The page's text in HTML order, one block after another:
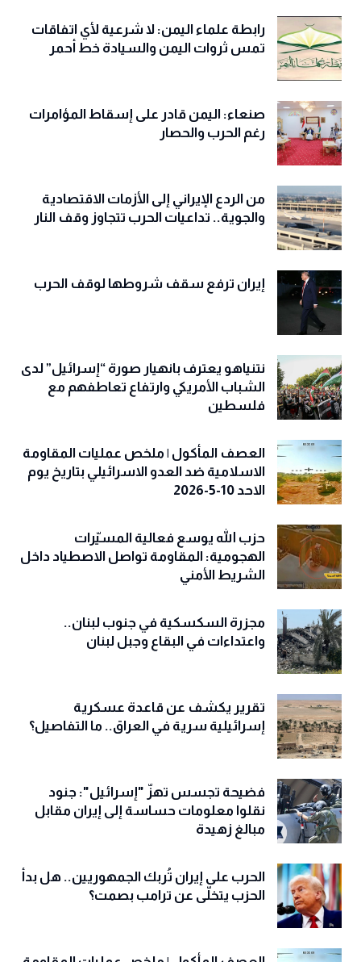
رابطة علماء اليمن: لا شرعية لأي اتفاقات
تمس ثروات اليمن والسيادة خط أحمر
صنعاء: اليمن قادر على إسقاط المؤامرات
رغم الحرب والحصار
من الردع الإيراني إلى الأزمات الاقتصادية
والجوية.. تداعيات الحرب تتجاوز وقف النار
إيران ترفع سقف شروطها لوقف الحرب
نتنياهو يعترف بانهيار صورة “إسرائيل” لدى
الشباب الأمريكي وارتفاع تعاطفهم مع
فلسطين
العصف المأكول | ملخص عمليات المقاومة
الاسلامية ضد العدو الاسرائيلي بتاريخ يوم
الاحد 10-5-2026
حزب الله يوسع فعالية المسيّرات
الهجومية: المقاومة تواصل الاصطياد داخل
الشريط الأمني
مجزرة السكسكية في جنوب لبنان..
واعتداءات في البقاع وجبل لبنان
تقرير يكشف عن قاعدة عسكرية
إسرائيلية سرية في العراق.. ما التفاصيل؟
فضيحة تجسس تهزّ "إسرائيل": جنود
نقلوا معلومات حساسة إلى إيران مقابل
مبالغ زهيدة
الحرب على إيران تُربك الجمهوريين.. هل بدأ
الحزب يتخلّى عن ترامب بصمت؟